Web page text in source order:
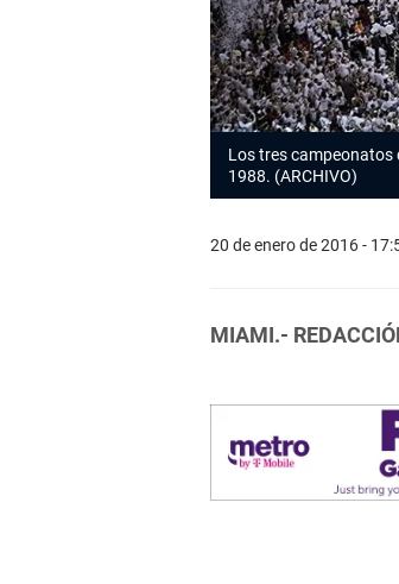
Los tres campeonatos
1988. (ARCHIVO)
20 de enero de 2016 -
MIAMI.-